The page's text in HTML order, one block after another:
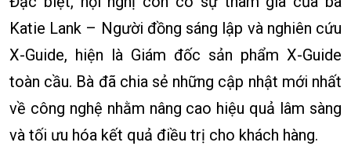
Katie Lank – Người đồng sáng lập và nghiên cứu
X-Guide, hiện là Giám đốc sản phẩm X-Guide
toàn cầu. Bà đã chia sẻ những cập nhật mới nhất
về công nghệ nhằm nâng cao hiệu quả lâm sàng
và tối ưu hóa kết quả điều trị cho khách hàng.